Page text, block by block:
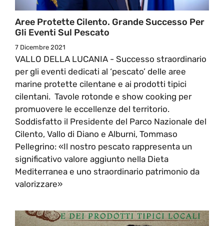
Aree Protette Cilento. Grande Successo Per
Gli Eventi Sul Pescato
7 Dicembre 2021
VALLO DELLA LUCANIA - Successo straordinario
per gli eventi dedicati al ‘pescato’ delle aree
marine protette cilentane e ai prodotti tipici
cilentani. Tavole rotonde e show cooking per
promuovere le eccellenze del territorio.
Soddisfatto il Presidente del Parco Nazionale del
Cilento, Vallo di Diano e Alburni, Tommaso
Pellegrino: «Il nostro pescato rappresenta un
significativo valore aggiunto nella Dieta
Mediterranea e uno straordinario patrimonio da
valorizzare»